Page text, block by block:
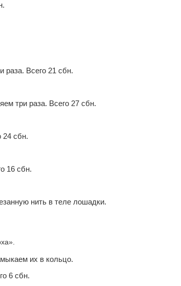
раза. Всего 21 сбн.
тpи раза. Всего 27 сбн.
24 сбн.
16 сбн.
нить в теле лошадки.
их в кольцо.
6 сбн.